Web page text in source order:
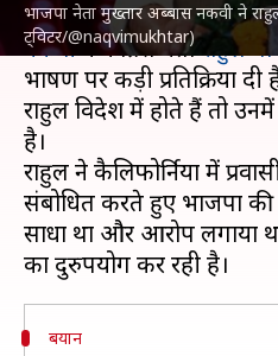
भाजपा नेता मुख्तार अब्बास नकवी ने
ट्विटर/@naqvimukhtar)
भाजपा के वरिष्ठ नेता और पूर्व
नकवीने कांग्रेस नेताराहुल
भाषण पर कड़ी प्रतिक्रिया
राहुल विदेश में होते हैं तो
है।
राहुल ने कैलिफोर्निया में
संबोधित करते हुए भाजपा की
साधा था और आरोप लगाया
बयान